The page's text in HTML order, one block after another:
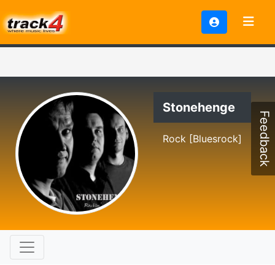
Stonehenge
Rock [Bluesrock] Feedback